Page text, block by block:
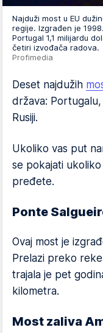
Najduži most u EU
regije. Izgrađen je
Portugal 1,1 milijardu
četiri izvođača radova.
Profimedia
Deset najdužih
država:
Rusiji.
Ukoliko vas put
se pokajati
pređete.
Ponte
Ovaj most je
Prelazi preko
trajala je pet
kilometra.
Most zaliva